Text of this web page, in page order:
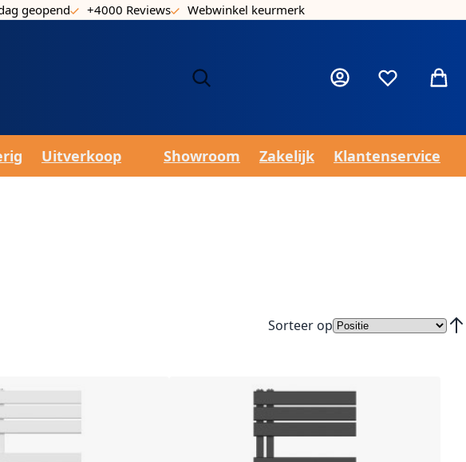
geopend +4000 Reviews Webwinkel keurmerk
Mijn accountVerlanglijst
Uitverkoop Showroom Zakelijk Klantenservice
Sorteer op